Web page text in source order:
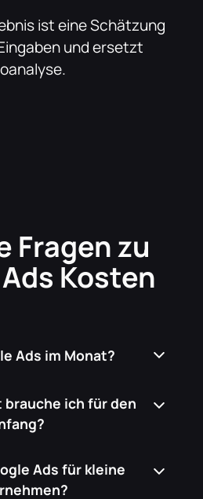
ist eine Schätzung
und ersetzt
Fragen zu
Kosten
Ads im Monat?
lokalen Dienstleistern
Startbudgets oft
Monat. Der Rechner
brauche ich für den
Faustregel:
Ads für kleine